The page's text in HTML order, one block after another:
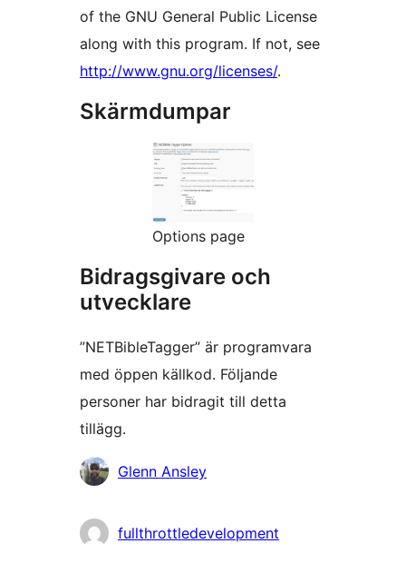
of the GNU General Public License
along with this program. If not, see
http://www.gnu.org/licenses/.
Skärmdumpar
Options page
Bidragsgivare och
utvecklare
”NETBibleTagger” är programvara
med öppen källkod. Följande
personer har bidragit till detta
tillägg.
BidragandeGlenn Ansley
fullthrottledevelopment